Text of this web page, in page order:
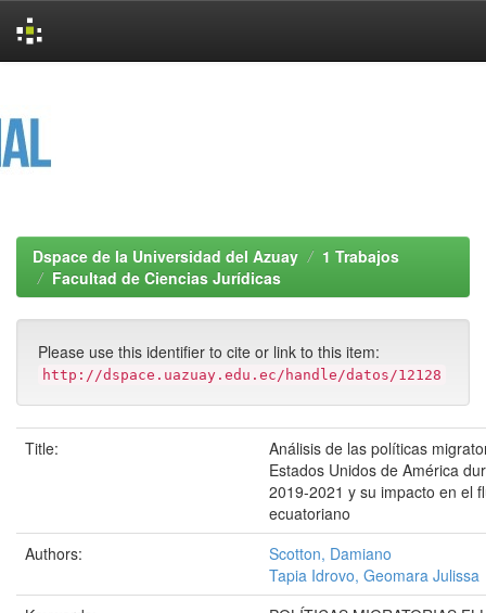
Dspace de la Universidad del Azuay
1 Trabajos
Facultad de Ciencias Jurídicas
Please use this identifier to cite or link to this item:
http://dspace.uazuay.edu.ec/handle/datos/12128
Title:
Análisis de las políticas
Estados Unidos de América
2019-2021 y su impacto en el
ecuatoriano
Authors:
Scotton, Damiano
Tapia Idrovo, Geomara Julissa